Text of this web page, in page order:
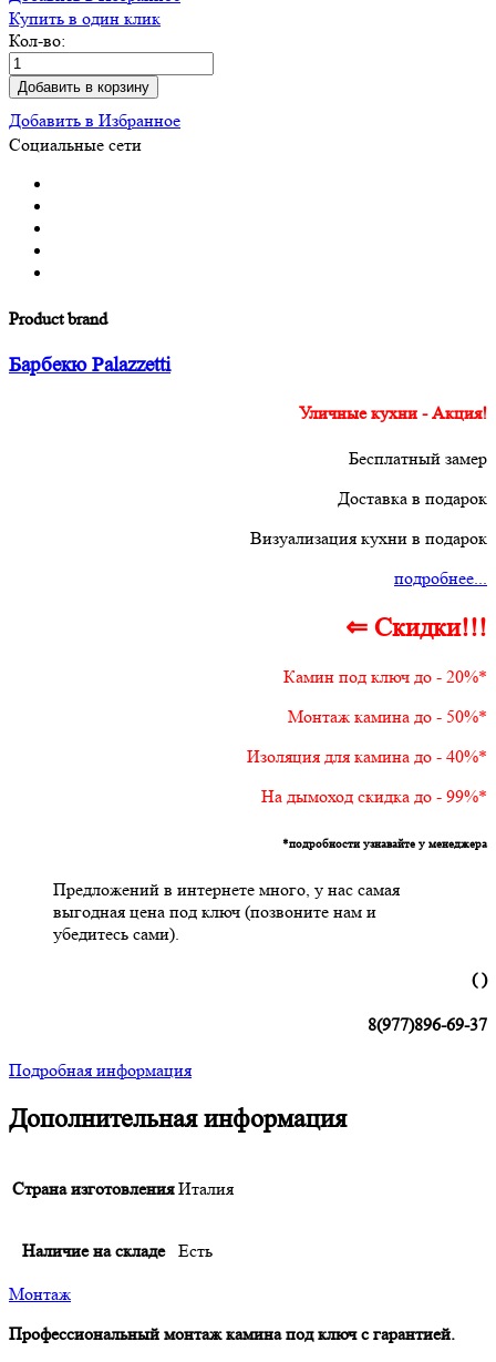
Купить в один клик
Кол-во:
Добавить в корзину
Добавить в Избранное
Социальные сети
Product brand
Барбекю Palazzetti
Уличные кухни - Акция!
Бесплатный замер
Доставка в подарок
Визуализация кухни в подарок
подробнее...
⇐ Скидки!!!
Камин под ключ до - 20%*
Монтаж камина до - 50%*
Изоляция для камина до - 40%*
На дымоход скидка до - 99%*
*подробности узнавайте у менеджера
Предложений в интернете много, у нас самая
выгодная цена под ключ (позвоните нам и
убедитесь сами).
( )
8(977)896-69-37
Подробная информация
Дополнительная информация
Страна изготовления Италия
Наличие на складе Есть
Монтаж
Профессиональный монтаж камина под ключ с гарантией.